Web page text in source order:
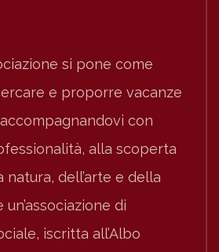
si pone come
e proporre vacanze
con
alla scoperta
dell’arte e della
di
iscritta all’Albo